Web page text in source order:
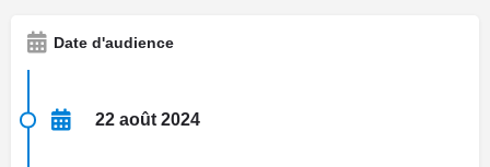
Date d'audience
22 août 2024